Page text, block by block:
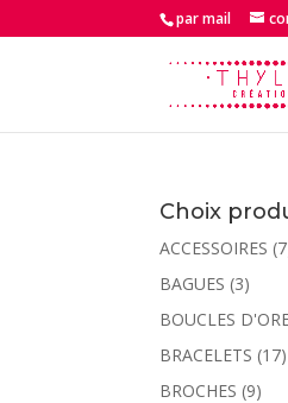
par mail
Choix
ACCESSOIRES
BAGUES (3)
BOUCLES
BRACELETS (17)
BROCHES (9)